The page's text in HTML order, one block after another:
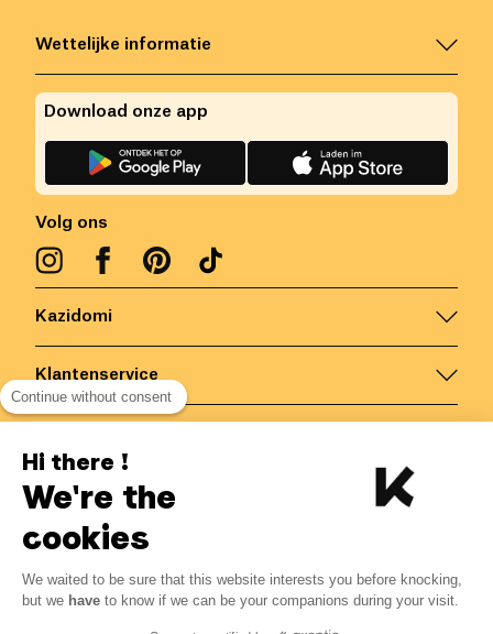
Kazidomi
Klantenservice
Wettelijke informatie
Volg ons
Download onze app
België/NL
Continue without consent
Hi there !
We're the
cookies
We waited to be sure that this website interests you before knocking,
but we have to know if we can be your companions during your visit.